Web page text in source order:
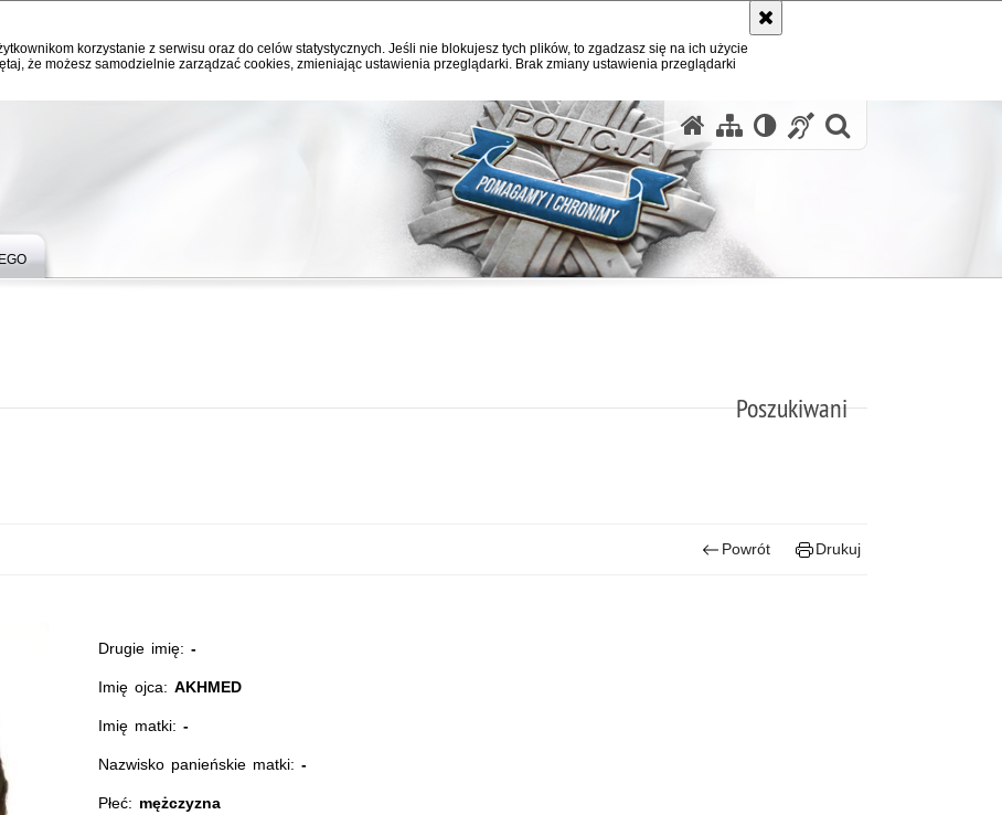
korzystanie z serwisu oraz do celów statystycznych. Jeśli nie blokujesz tych plików, to zgadzasz się na ich użycie
że możesz samodzielnie zarządzać cookies, zmieniając ustawienia przeglądarki. Brak zmiany ustawienia przeglądarki
Poszukiwani
Powrót Drukuj
Drugie imię:-
Imię ojca:AKHMED
Imię matki:-
Nazwisko panieńskie matki:-
Płeć: mężczyzna